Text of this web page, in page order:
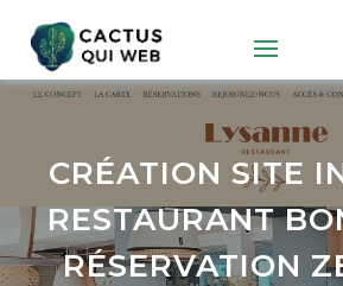
CRÉATION SITE
RESTAURANT
RÉSERVATION